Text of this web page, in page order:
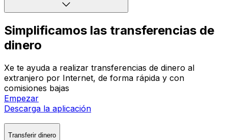
Simplificamos las transferencias de
dinero
Xe te ayuda a realizar transferencias de dinero al
extranjero por Internet, de forma rápida y con
comisiones bajas
Empezar
Descarga la aplicación
Transferir dinero